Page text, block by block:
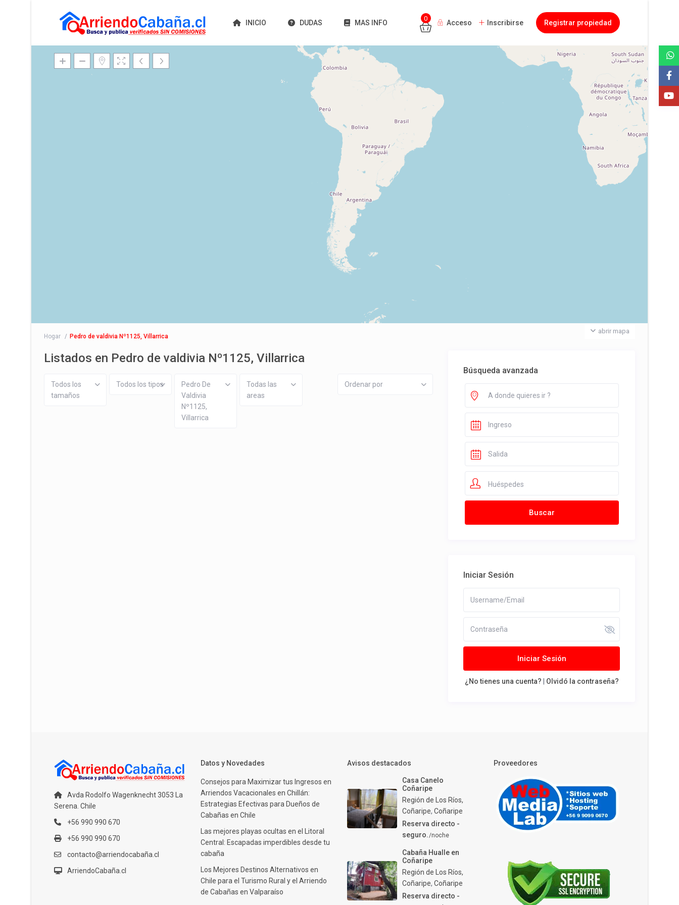
INICIO DUDAS MAS INFO
0
Acceso Inscribirse Registrar propiedad
Cargando mapas
abrir mapa
Hogar Pedro de valdivia Nº1125, Villarrica
Listados en Pedro de valdivia Nº1125, Villarrica
Todos los
tamaños
Todos los tipos
Pedro De
Valdivia
Nº1125,
Villarrica
Todas las
areas
Ordenar por
Búsqueda avanzada
Huéspedes
Iniciar Sesión
Iniciar Sesión
¿No tienes una cuenta? Olvidó la contraseña?
Avda Rodolfo Wagenknecht 3053 La
Serena. Chile
+56 990 990 670
+56 990 990 670
contacto@arriendocabaña.cl
ArriendoCabaña.cl
Datos y Novedades
Consejos para Maximizar tus Ingresos en
Arriendos Vacacionales en Chillán:
Estrategias Efectivas para Dueños de
Cabañas en Chile
Las mejores playas ocultas en el Litoral
Central: Escapadas imperdibles desde tu
cabaña
Los Mejores Destinos Alternativos en
Chile para el Turismo Rural y el Arriendo
de Cabañas en Valparaíso
Avisos destacados
Casa Canelo
Coñaripe
Región de Los Ríos,
Coñaripe,Coñaripe
Reserva directo -
seguro./noche
Cabaña Hualle en
Coñaripe
Región de Los Ríos,
Coñaripe,Coñaripe
Reserva directo -
Proveedores